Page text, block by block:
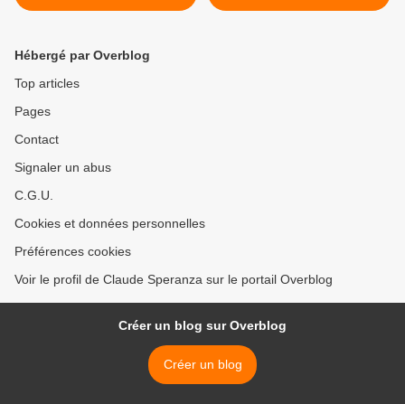
VERTS SOUS LES
le vote négatif fondateur)
du 29 mai 2017 (J+3085
Hébergé par Overblog
Top articles
Pages
Contact
Signaler un abus
C.G.U.
Cookies et données personnelles
Préférences cookies
Voir le profil de Claude Speranza sur le portail Overblog
Créer un blog sur Overblog
Créer un blog